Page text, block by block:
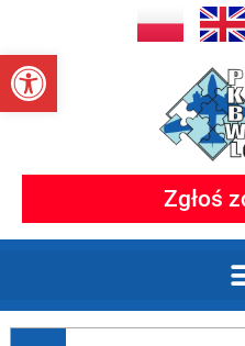
Otwórz pasek
Zgłoś